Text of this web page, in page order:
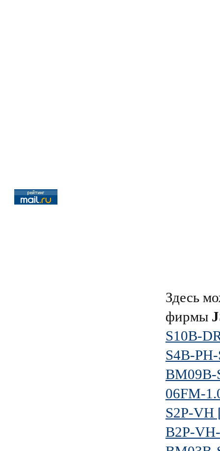
Здесь
фирмы
S10B-
S4B-
BM09B-
06FM-
S2P-
B2P-